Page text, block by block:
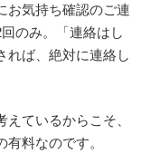
お気持ち確認のご連
のみ。「連絡はし
れば、絶対に連絡し
ているからこそ、
料なのです。